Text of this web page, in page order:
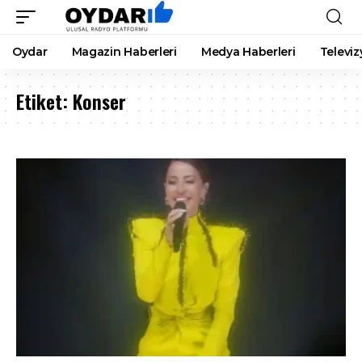
Oydar Magazin Haberleri Medya Haberleri
Etiket: Konser